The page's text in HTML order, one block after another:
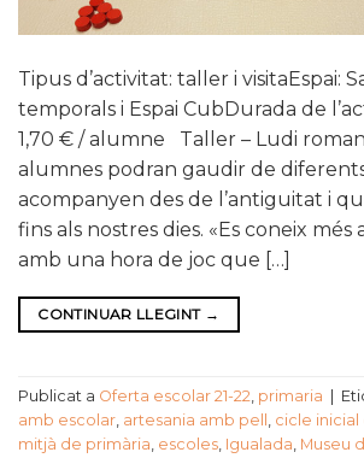
Tipus d’activitat: taller i visitaEspai:
temporals i Espai CubDurada de
1,70 € / alumne Taller – Ludi
alumnes podran gaudir de
acompanyen des de l’antiguitat i
fins als nostres dies. «Es coneix més
amb una hora de joc que […]
CONTINUAR LLEGINT →
Publicat a Oferta escolar 21-22, primaria
amb escolar, artesania amb pell , cicle
mitjà de primària, escoles, Igualada, Museu